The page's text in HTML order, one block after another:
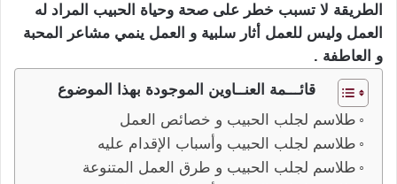
الطريقة لا تسبب خطر على صحة وحياة الحبيب المراد له
العمل وليس للعمل أثار سلبية و العمل ينمي مشاعر المحبة
و العاطفة .
قائـــمة العنــاوين الموجودة بهذا الموضوع
طلاسم لجلب الحبيب و خصائص العمل
طلاسم لجلب الحبيب وأسباب الإقدام عليه
طلاسم لجلب الحبيب و طرق العمل المتنوعة